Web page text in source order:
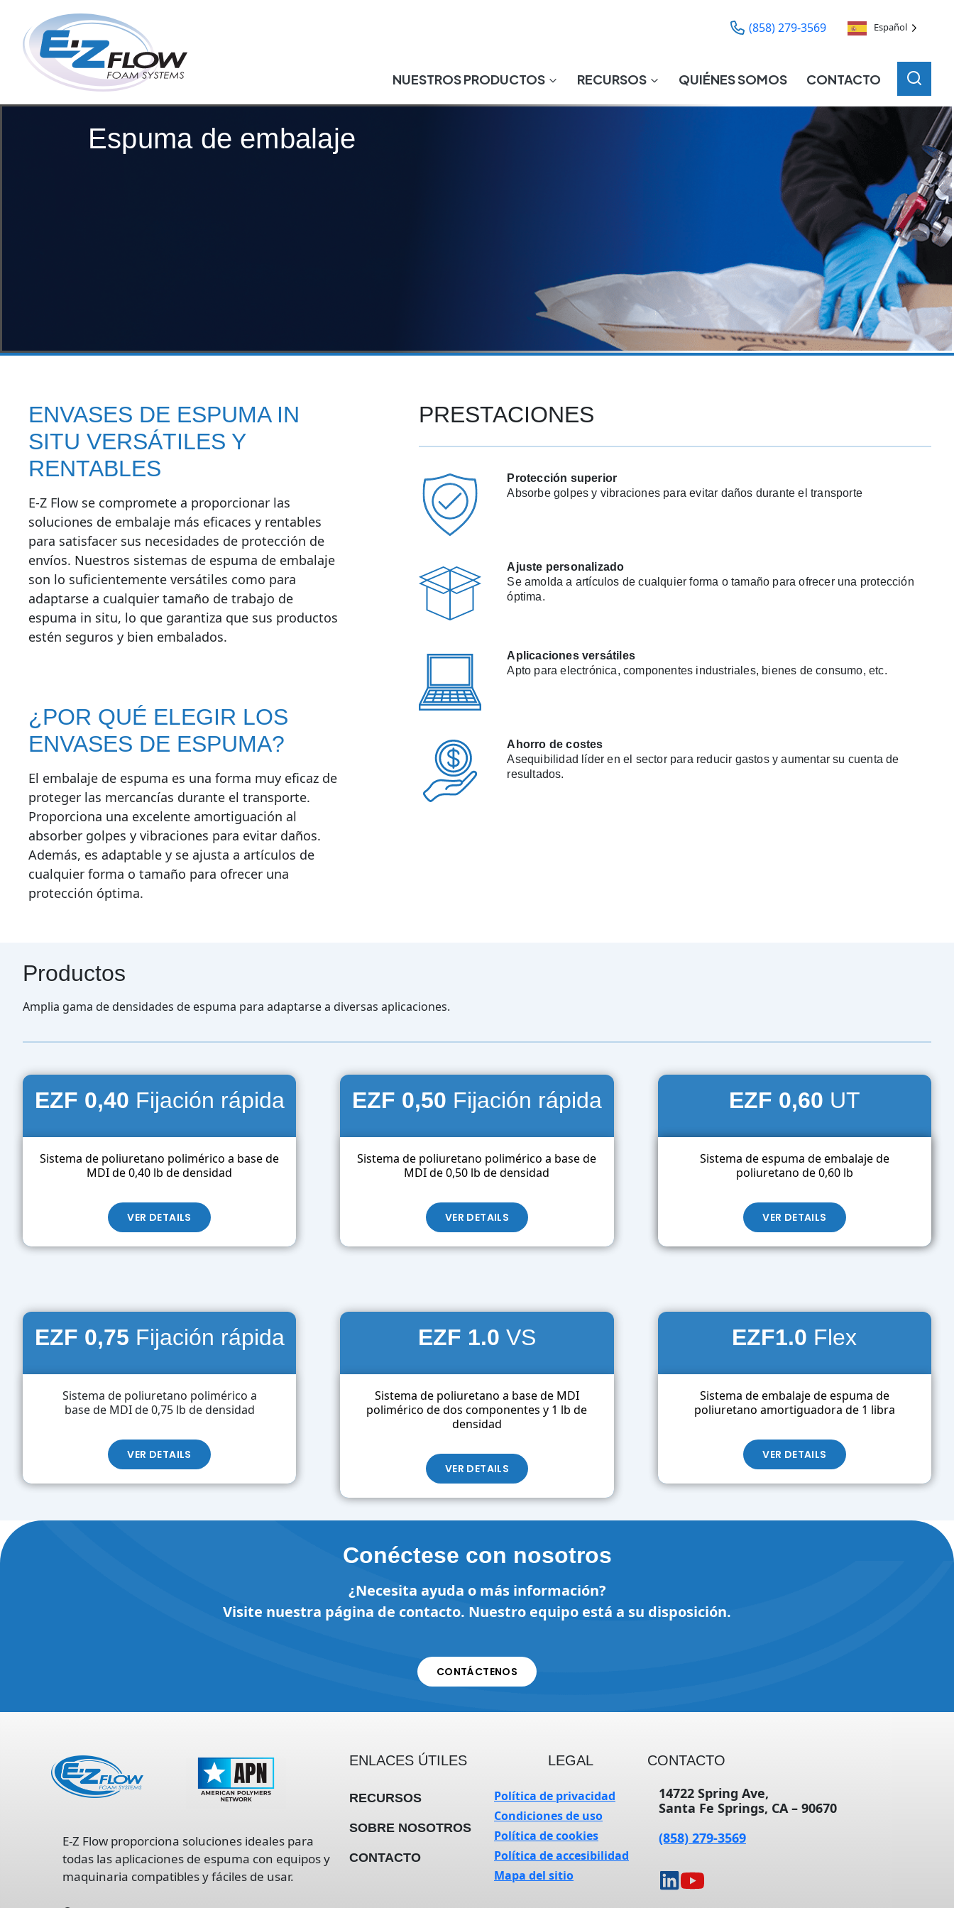
contenido
(858) 279-3569 Español
NUESTROS PRODUCTOS RECURSOS QUIÉNES SOMOS CONTACTO
Espuma de embalaje
ENVASES DE ESPUMA IN
SITU VERSÁTILES Y
RENTABLES
E-Z Flow se compromete a proporcionar las
soluciones de embalaje más eficaces y rentables
para satisfacer sus necesidades de protección de
envíos. Nuestros sistemas de espuma de embalaje
son lo suficientemente versátiles como para
adaptarse a cualquier tamaño de trabajo de
espuma in situ, lo que garantiza que sus productos
estén seguros y bien embalados.
¿POR QUÉ ELEGIR LOS
ENVASES DE ESPUMA?
El embalaje de espuma es una forma muy eficaz de
proteger las mercancías durante el transporte.
Proporciona una excelente amortiguación al
absorber golpes y vibraciones para evitar daños.
Además, es adaptable y se ajusta a artículos de
cualquier forma o tamaño para ofrecer una
protección óptima.
PRESTACIONES
Protección superior
Absorbe golpes y vibraciones para evitar daños durante el transporte
Ajuste personalizado
Se amolda a artículos de cualquier forma o tamaño para ofrecer una protección
óptima.
Aplicaciones versátiles
Apto para electrónica, componentes industriales, bienes de consumo, etc.
Ahorro de costes
Asequibilidad líder en el sector para reducir gastos y aumentar su cuenta de
resultados.
Productos
Amplia gama de densidades de espuma para adaptarse a diversas aplicaciones.
EZF 0,40 Fijación rápida
Sistema de poliuretano polimérico a base de
MDI de 0,40 lb de densidad
VER DETAILS
EZF 0,50 Fijación rápida
Sistema de poliuretano polimérico a base de
MDI de 0,50 lb de densidad
VER DETAILS
EZF 0,60 UT
Sistema de espuma de embalaje de
poliuretano de 0,60 lb
VER DETAILS
EZF 0,75 Fijación rápida
Sistema de poliuretano polimérico a
base de MDI de 0,75 lb de densidad
VER DETAILS
EZF 1.0 VS
Sistema de poliuretano a base de MDI
polimérico de dos componentes y 1 lb de
densidad
VER DETAILS
EZF1.0 Flex
Sistema de embalaje de espuma de
poliuretano amortiguadora de 1 libra
VER DETAILS
Conéctese con nosotros
¿Necesita ayuda o más información?
Visite nuestra página de contacto. Nuestro equipo está a su disposición.
CONTÁCTENOS
new
tab
E-Z Flow proporciona soluciones ideales para
todas las aplicaciones de espuma con equipos y
maquinaria compatibles y fáciles de usar.
ENLACES ÚTILES
RECURSOS
SOBRE NOSOTROS
CONTACTO
LEGAL
Política de privacidad
Condiciones de uso
Política de cookies
Política de accesibilidad
Mapa del sitio
CONTACTO
14722 Spring Ave,
Santa Fe Springs, CA – 90670
(858) 279-3569
opens
in
opens
in